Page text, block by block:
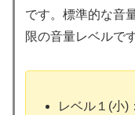
です。標準的な音
限の音量レベルです
レベル１(小)